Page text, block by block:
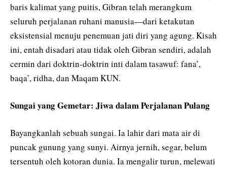
baris kalimat yang puitis, Gibran telah merangkum
seluruh perjalanan ruhani manusia—dari ketakutan
eksistensial menuju penemuan jati diri yang agung. Kisah
ini, entah disadari atau tidak oleh Gibran sendiri, adalah
cermin dari doktrin-doktrin inti dalam tasawuf: fana’,
baqa’, ridha, dan Maqam KUN.
Sungai yang Gemetar: Jiwa dalam Perjalanan Pulang
Bayangkanlah sebuah sungai. Ia lahir dari mata air di
puncak gunung yang sunyi. Airnya jernih, segar, belum
tersentuh oleh kotoran dunia. Ia mengalir turun, melewati